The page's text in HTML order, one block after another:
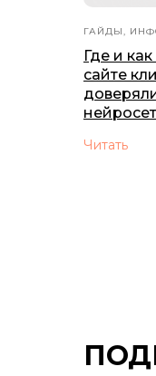
ГАЙДЫ,
Где и
сайте
Читать